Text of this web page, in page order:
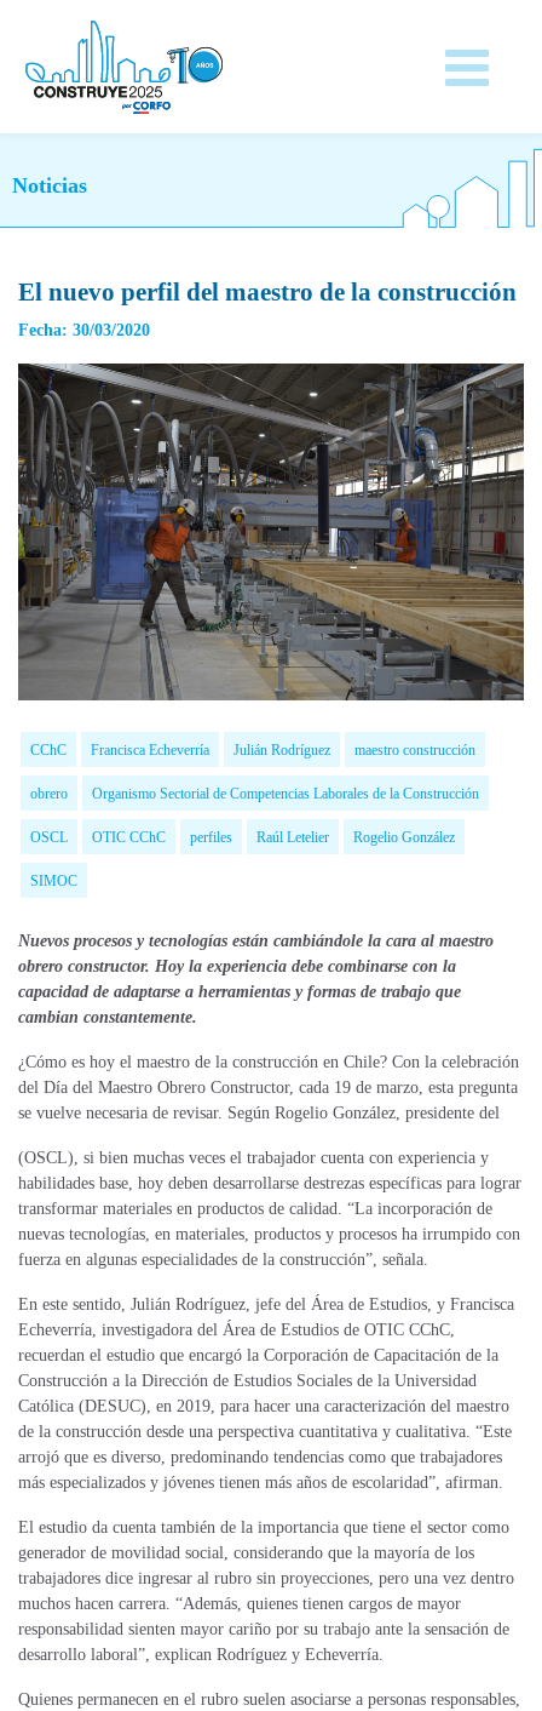
Noticias
El nuevo perfil del maestro de la construcción
Fecha: 30/03/2020
CChC Francisca Echeverría Julián Rodríguez maestro construcción
obrero Organismo Sectorial de Competencias Laborales de la Construcción
OSCL OTIC CChC perfiles Raúl Letelier Rogelio González
SIMOC
Nuevos procesos y tecnologías están cambiándole la cara al maestro
obrero constructor. Hoy la experiencia debe combinarse con la
capacidad de adaptarse a herramientas y formas de trabajo que
cambian constantemente.
¿Cómo es hoy el maestro de la construcción en Chile? Con la celebración
del Día del Maestro Obrero Constructor, cada 19 de marzo, esta pregunta
se vuelve necesaria de revisar. Según Rogelio González, presidente del
(OSCL), si bien muchas veces el trabajador cuenta con experiencia y
habilidades base, hoy deben desarrollarse destrezas específicas para lograr
transformar materiales en productos de calidad. “La incorporación de
nuevas tecnologías, en materiales, productos y procesos ha irrumpido con
fuerza en algunas especialidades de la construcción”, señala.
En este sentido, Julián Rodríguez, jefe del Área de Estudios, y Francisca
Echeverría, investigadora del Área de Estudios de OTIC CChC,
recuerdan el estudio que encargó la Corporación de Capacitación de la
Construcción a la Dirección de Estudios Sociales de la Universidad
Católica (DESUC), en 2019, para hacer una caracterización del maestro
de la construcción desde una perspectiva cuantitativa y cualitativa. “Este
arrojó que es diverso, predominando tendencias como que trabajadores
más especializados y jóvenes tienen más años de escolaridad”, afirman.
El estudio da cuenta también de la importancia que tiene el sector como
generador de movilidad social, considerando que la mayoría de los
trabajadores dice ingresar al rubro sin proyecciones, pero una vez dentro
muchos hacen carrera. “Además, quienes tienen cargos de mayor
responsabilidad sienten mayor cariño por su trabajo ante la sensación de
desarrollo laboral”, explican Rodríguez y Echeverría.
Quienes permanecen en el rubro suelen asociarse a personas responsables,